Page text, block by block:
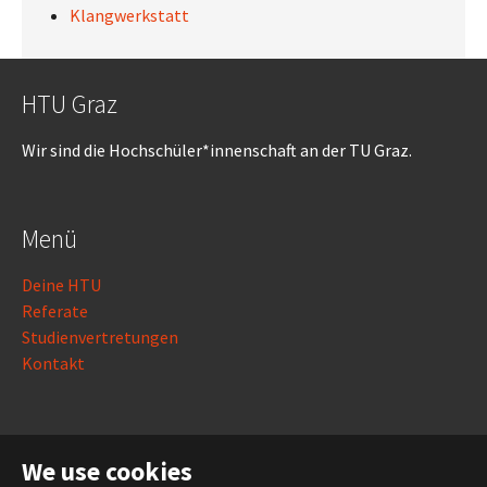
We use cookies
Klangwerkstatt
HTU Graz
Wir sind die Hochschüler*innenschaft an der TU Graz.
Menü
Deine HTU
Referate
Studienvertretungen
Kontakt